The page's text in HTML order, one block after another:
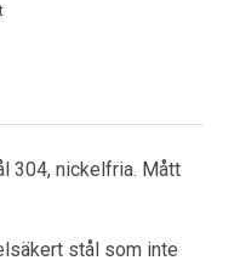
304, nickelfria. Mått
stål som inte